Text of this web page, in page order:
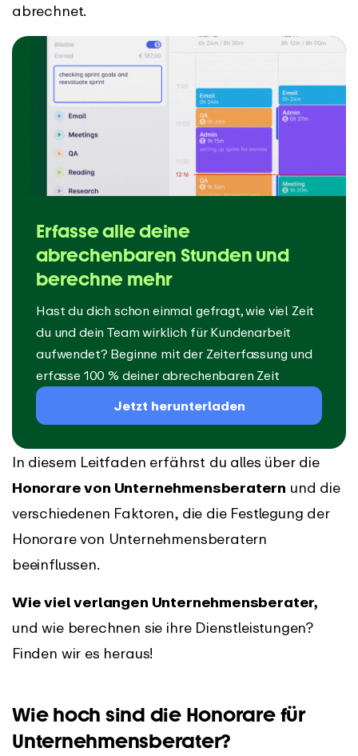
abrechnet.
Erfasse alle deine
abrechenbaren Stunden und
berechne mehr
Hast du dich schon einmal gefragt, wie viel Zeit
du und dein Team wirklich für Kundenarbeit
aufwendet? Beginne mit der Zeiterfassung und
erfasse 100 % deiner abrechenbaren Zeit
Jetzt herunterladen
In diesem Leitfaden erfährst du alles über die
Honorare von Unternehmensberatern und die
verschiedenen Faktoren, die die Festlegung der
Honorare von Unternehmensberatern
beeinflussen.
Wie viel verlangen Unternehmensberater,
und wie berechnen sie ihre Dienstleistungen?
Finden wir es heraus!
Wie hoch sind die Honorare für
Unternehmensberater?